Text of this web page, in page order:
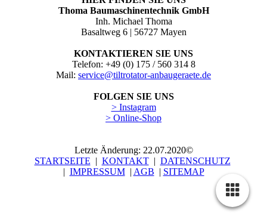
Thoma Baumaschinentechnik GmbH
Inh. Michael Thoma
Basaltweg 6 | 56727 Mayen
KONTAKTIEREN SIE UNS
Telefon: +49 (0) 175 / 560 314 8
Mail: service@tiltrotator-anbaugeraete.de
FOLGEN SIE UNS
> Instagram
> Online-Shop
Letzte Änderung: 22.07.2020©
STARTSEITE | KONTAKT| DATEN­SCHUTZ
| IMPRESSUM| AGB | SITEMAP